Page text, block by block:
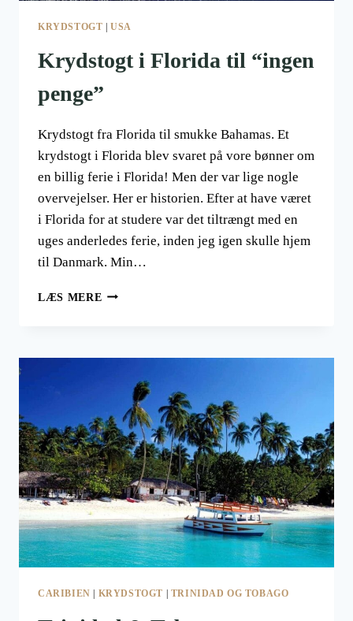
KRYDSTOGT |USA
Krydstogt i Florida til “ingen
penge”
Krydstogt fra Florida til smukke Bahamas. Et
krydstogt i Florida blev svaret på vore bønner om
en billig ferie i Florida! Men der var lige nogle
overvejelser. Her er historien. Efter at have været
i Florida for at studere var det tiltrængt med en
uges anderledes ferie, inden jeg igen skulle hjem
til Danmark. Min…
LÆS MERE KRYDSTOGT
“INGEN
CARIBIEN KRYDSTOGT TRINIDAD OG TOBAGO